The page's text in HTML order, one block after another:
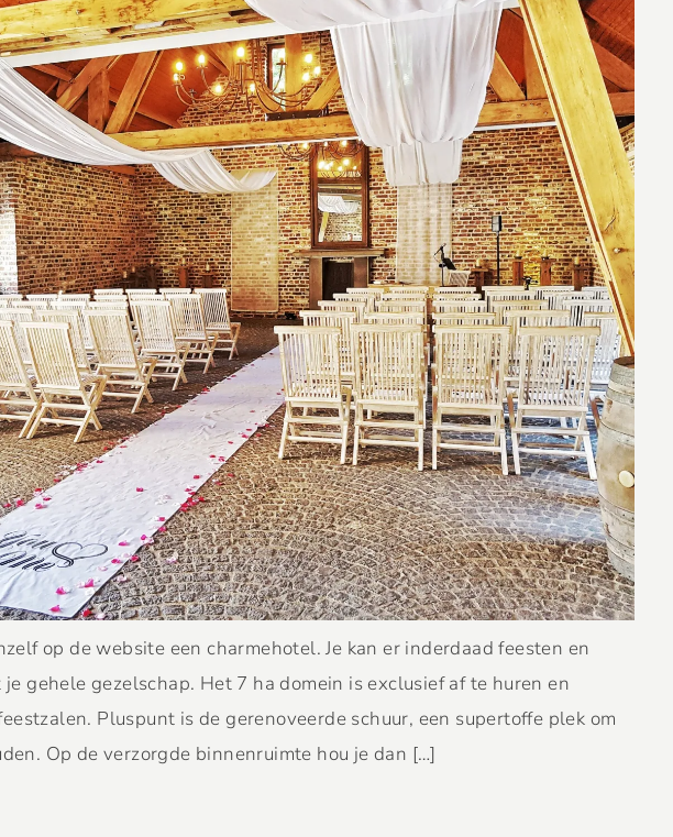
op de website een charmehotel. Je kan er inderdaad feesten en
gehele gezelschap. Het 7 ha domein is exclusief af te huren en
Pluspunt is de gerenoveerde schuur, een supertoffe plek om
Op de verzorgde binnenruimte hou je dan […]